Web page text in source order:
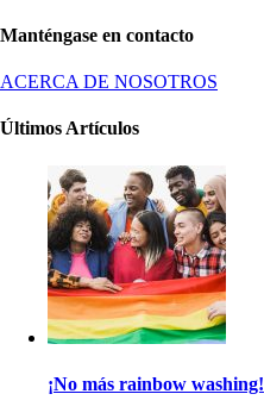
Manténgase en contacto
ACERCA DE NOSOTROS
Últimos Artículos
¡No más rainbow washing!